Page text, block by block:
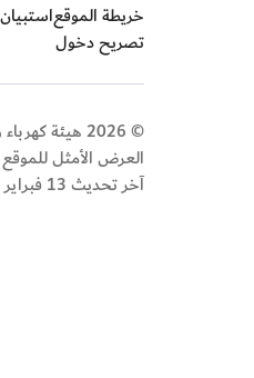
خريطة الموقع
تصريح دخول
© 2026 هيئة كهرباء ومياه دبي (ش.م.ع) - جميع الحقوق محفوظة
العرض الأمثل
آخر تحديث 13 فبراير 2024